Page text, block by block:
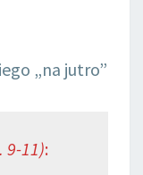
„na jutro”
9-11):